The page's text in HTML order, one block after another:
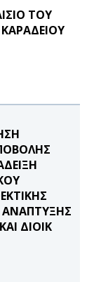
ΤΟΥ
ΑΝΑΠΤΥΞΗΣ
ΔΙΟΙΚ